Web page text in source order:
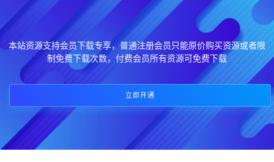
本站资源支持会员下载专享，普通注册会员只能原价购买资源或者限
制免费下载次数，付费会员所有资源可免费下载
立即开通